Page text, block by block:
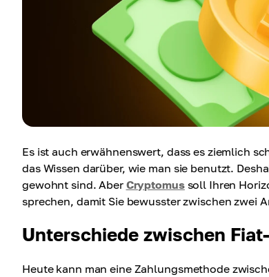
Es ist auch erwähnenswert, dass es ziemlich
das Wissen darüber, wie man sie benutzt.
gewohnt sind. Aber Cryptomussoll Ihren
sprechen, damit Sie bewusster zwischen zwei
Unterschiede zwischen
Heute kann man eine Zahlungsmethode